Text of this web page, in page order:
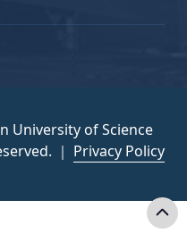
University of Science
｜ Privacy Policy